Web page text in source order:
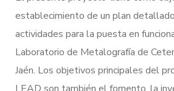
establecimiento de un plan
actividades para la puesta en
Laboratorio de Metalografía de
Jaén. Los objetivos principales del